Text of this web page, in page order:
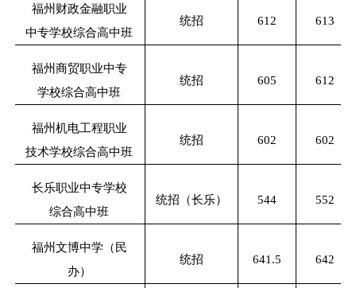
福州财政金融职业
中专学校综合高中班
统招 612 613
福州商贸职业中专
学校综合高中班
统招 605 612
福州机电工程职业
技术学校综合高中班
统招 602 602
长乐职业中专学校
综合高中班
统招（长乐） 544 552
福州文博中学（民
办）
统招 641.5 642